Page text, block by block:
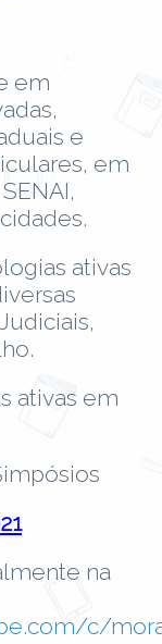
em
e
em
ativas
ativas em
na
c/